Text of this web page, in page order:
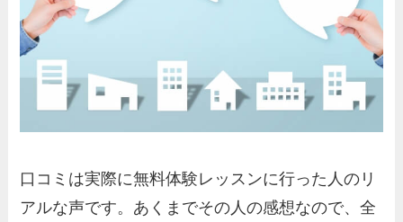
口コミは実際に無料体験レッスンに行った人のリ
アルな声です。あくまでその人の感想なので、全